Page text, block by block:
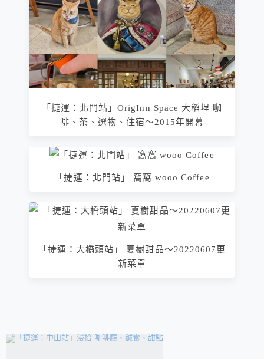
「捷運：北門站」OrigInn Space 大稻埕 咖
啡、茶、選物、住宿～2015年開幕
「捷運：北門站」 窩窩 wooo Coffee
「捷運：大橋頭站」 夏樹甜品～20220607更
新菜單
相連文章